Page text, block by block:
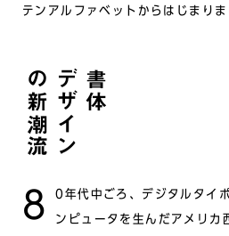
テンアルファベットからはじまりま
書体
デザイン
の新潮流
80年代中ごろ、デジタルタイポグラフィは、アップルコ
ンピュータを生んだアメリ